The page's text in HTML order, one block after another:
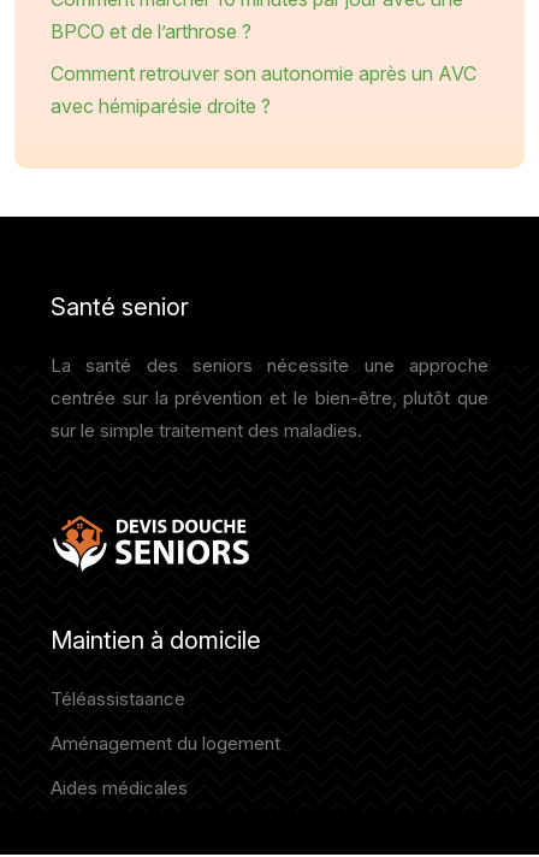
BPCO et de l’arthrose ?
Comment retrouver son autonomie après un AVC
avec hémiparésie droite ?
Santé senior
La santé des seniors nécessite une approche
centrée sur la prévention et le bien-être, plutôt que
sur le simple traitement des maladies.
Maintien à domicile
Téléassistaance
Aménagement du logement
Aides médicales